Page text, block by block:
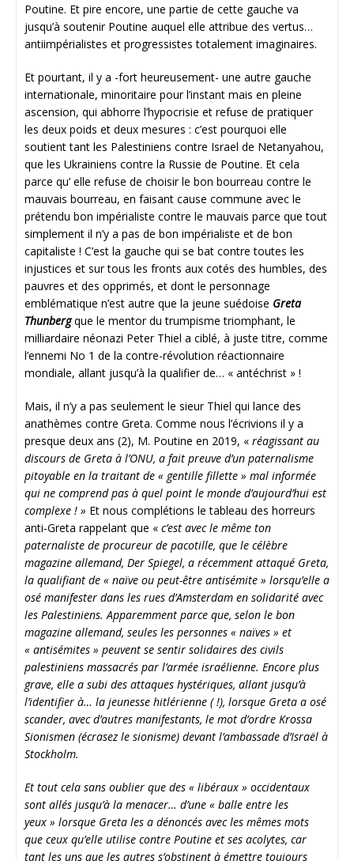
Poutine. Et pire encore, une partie de cette gauche va
jusqu’à soutenir Poutine auquel elle attribue des vertus…
antiimpérialistes et progressistes totalement imaginaires.
Et pourtant, il y a -fort heureusement- une autre gauche
internationale, minoritaire pour l’instant mais en pleine
ascension, qui abhorre l’hypocrisie et refuse de pratiquer
les deux poids et deux mesures : c’est pourquoi elle
soutient tant les Palestiniens contre Israel de Netanyahou,
que les Ukrainiens contre la Russie de Poutine. Et cela
parce qu’ elle refuse de choisir le bon bourreau contre le
mauvais bourreau, en faisant cause commune avec le
prétendu bon impérialiste contre le mauvais parce que tout
simplement il n’y a pas de bon impérialiste et de bon
capitaliste ! C’est la gauche qui se bat contre toutes les
injustices et sur tous les fronts aux cotés des humbles, des
pauvres et des opprimés, et dont le personnage
emblématique n’est autre que la jeune suédoise Greta
Thunbergque le mentor du trumpisme triomphant, le
milliardaire néonazi Peter Thiel a ciblé, à juste titre, comme
l’ennemi No 1 de la contre-révolution réactionnaire
mondiale, allant jusqu’à la qualifier de… « antéchrist » !
Mais, il n’y a pas seulement le sieur Thiel qui lance des
anathèmes contre Greta. Comme nous l’écrivions il y a
presque deux ans (2), M. Poutine en 2019, « réagissant au
discours de Greta à l’ONU, a fait preuve d’un paternalisme
pitoyable en la traitant de « gentille fillette » mal informée
qui ne comprend pas à quel point le monde d’aujourd’hui est
complexe ! » Et nous complétions le tableau des horreurs
anti-Greta rappelant que « c’est avec le même ton
paternaliste de procureur de pacotille, que le célèbre
magazine allemand, Der Spiegel, a récemment attaqué Greta,
la qualifiant de « naïve ou peut-être antisémite » lorsqu’elle a
osé manifester dans les rues d’Amsterdam en solidarité avec
les Palestiniens. Apparemment parce que, selon le bon
magazine allemand, seules les personnes « naïves » et
« antisémites » peuvent se sentir solidaires des civils
palestiniens massacrés par l’armée israélienne. Encore plus
grave, elle a subi des attaques hystériques, allant jusqu’à
l’identifier à… la jeunesse hitlérienne ( !), lorsque Greta a osé
scander, avec d’autres manifestants, le mot d’ordre Krossa
Sionismen (écrasez le sionisme) devant l’ambassade d’Israël à
Stockholm.
Et tout cela sans oublier que des « libéraux » occidentaux
sont allés jusqu’à la menacer… d’une « balle entre les
yeux » lorsque Greta les a dénoncés avec les mêmes mots
que ceux qu’elle utilise contre Poutine et ses acolytes, car
tant les uns que les autres s’obstinent à émettre toujours